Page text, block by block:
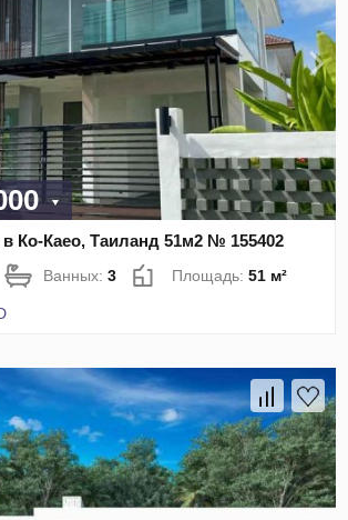
Ко-Каео, Таиланд 51м2 № 155402
Ванных:3 Площадь:51 м²